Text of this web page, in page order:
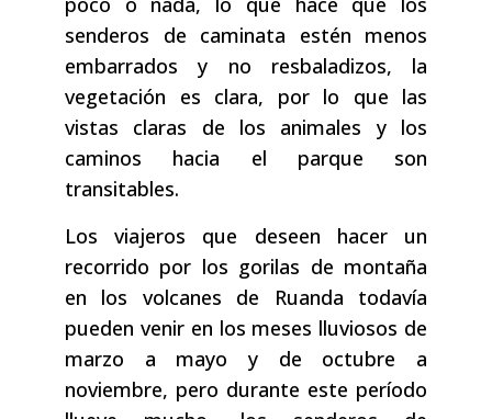
senderos de caminata estén menos
embarrados y no resbaladizos, la
vegetación es clara, por lo que las
vistas claras de los animales y los
caminos hacia el parque son
transitables.
Los viajeros que deseen hacer un
recorrido por los gorilas de montaña
en los volcanes de Ruanda todavía
pueden venir en los meses lluviosos de
marzo a mayo y de octubre a
noviembre, pero durante este período